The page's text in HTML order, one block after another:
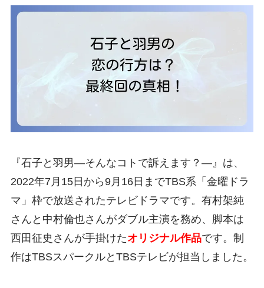
『石子と羽男―そんなコトで訴えます？―』は、
2022年7月15日から9月16日までTBS系「金曜ドラ
マ」枠で放送されたテレビドラマです。有村架純
さんと中村倫也さんがダブル主演を務め、脚本は
西田征史さんが手掛けたオリジナル作品です。制
作はTBSスパークルとTBSテレビが担当しました。